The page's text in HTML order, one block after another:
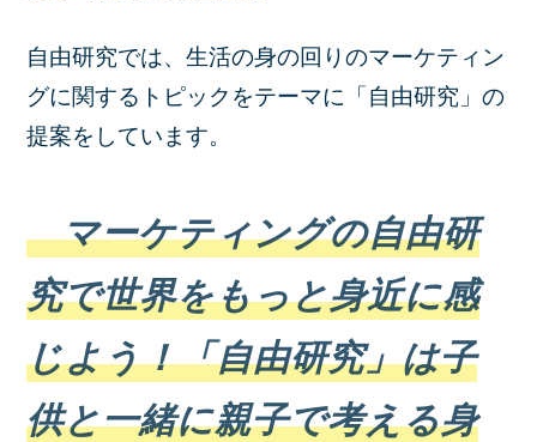
自由研究では、生活の身の回りのマーケティン
グに関するトピックをテーマに「自由研究」の
提案をしています。
マーケティングの自由研
究で世界をもっと身近に感
じよう！「自由研究」は子
供と一緒に親子で考える身